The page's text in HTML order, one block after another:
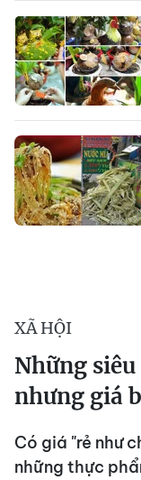
XÃ HỘI
Những
nhưng giá
Có giá "rẻ như
những thực